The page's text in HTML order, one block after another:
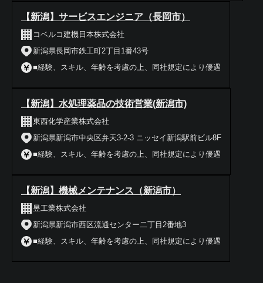
【新潟】サービスエンジニア（長岡市）
コベルコ建機日本株式会社
新潟県長岡市鉄工町2丁目1番43号
■経験、スキル、年齢を考慮の上、同社規定により優遇
【新潟】水処理薬品の技術営業(新潟市)
東西化学産業株式会社
新潟県新潟市中央区弁天3-2-3 ニッセイ新潟駅前ビル8F
■経験、スキル、年齢を考慮の上、同社規定により優遇
【新潟】機械メンテナンス（新潟市）
昱工業株式会社
新潟県新潟市西区流通センター二丁目2番地3
■経験、スキル、年齢を考慮の上、同社規定により優遇